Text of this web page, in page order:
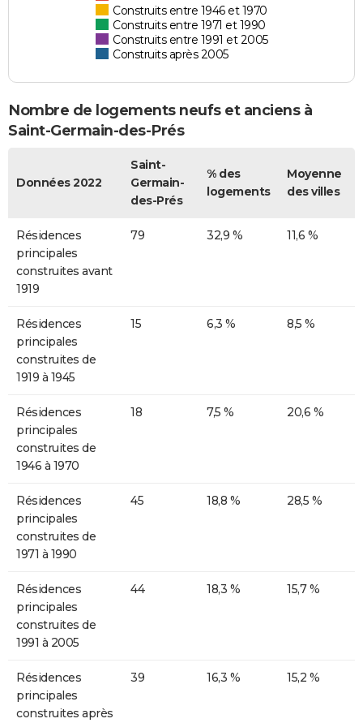
Construits entre 1946 et 1970
Construits entre 1971 et 1990
Construits entre 1991 et 2005
Construits après 2005
Nombre de logements neufs et anciens à
Saint-Germain-des-Prés
Données 2022
Saint-
Germain-
des-Prés
% des
logements
Moyenne
des villes
Résidences
principales
construites avant
1919
79 32,9 % 11,6 %
Résidences
principales
construites de
1919 à 1945
15 6,3 % 8,5 %
Résidences
principales
construites de
1946 à 1970
18 7,5 % 20,6 %
Résidences
principales
construites de
1971 à 1990
45 18,8 % 28,5 %
Résidences
principales
construites de
1991 à 2005
44 18,3 % 15,7 %
Résidences
principales
construites après
39 16,3 % 15,2 %